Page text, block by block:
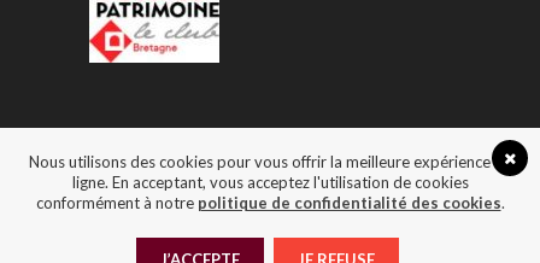
Ateliers DLB© 2024 | Conception Komelya
Nous utilisons des cookies pour vous offrir la meilleure expérience en
ligne. En acceptant, vous acceptez l'utilisation de cookies
conformément à notre politique de confidentialité des cookies.